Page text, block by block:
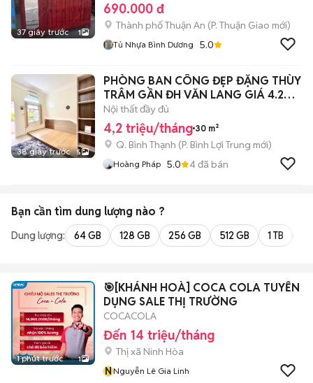
37 giây trước 1
690.000 đ
Thành phố Thuận An (P. Thuận Giao mới)
Tủ Nhựa Bình Dương 5.0
38 giây trước 5
PHÒNG BAN CÔNG ĐẸP ĐẶNG THÙY
TRÂM GẦN ĐH VĂN LANG GIÁ 4.2
TRIỆU
Nội thất đầy đủ
4,2 triệu/tháng 30 m²
Q. Bình Thạnh (P. Bình Lợi Trung mới)
Hoàng Pháp 5.0 4đã bán
Bạn cần tìm dung lượng nào ?
Dung lượng: 64 GB 128 GB 256 GB 512 GB 1 TB
1 phút trước 1
🎯[KHÁNH HOÀ] COCA COLA TUYỂN
DỤNG SALE THỊ TRƯỜNG
COCACOLA
Đến 14 triệu/tháng
Thị xã Ninh Hòa
NNguyễn Lê Gia Linh